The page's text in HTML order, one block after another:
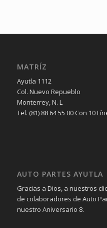
MATRÍZ
Ayutla 1112
Col. Nuevo Repueblo
Monterrey, N. L
Tel. (81) 88 64 55 00 Con 10
AUTO PARTES AYUTLA
Gracias a Dios, a nuestros
de colaboradores de Auto
nuestro Aniversario 8.